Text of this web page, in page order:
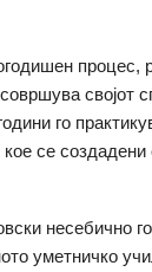
процес,
својот
го
се
несебично
уметничко